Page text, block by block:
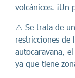
volcánicos. ¡Un
⚠️ Se trata de
restricciones
autocaravana,
ya que tiene